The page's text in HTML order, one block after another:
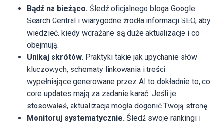
Bądź na bieżąco. Śledź oficjalnego bloga Google
Search Central i wiarygodne źródła informacji SEO, aby
wiedzieć, kiedy wdrażane są duże aktualizacje i co
obejmują.
Unikaj skrótów. Praktyki takie jak upychanie słów
kluczowych, schematy linkowania i treści
wypełniające generowane przez AI to dokładnie to, co
core updates mają za zadanie karać. Jeśli je
stosowałeś, aktualizacja mogła dogonić Twoją stronę.
Monitoruj systematycznie. Śledź swoje rankingi i